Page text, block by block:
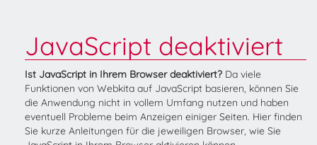
JavaScript deaktiviert
Ist JavaScript in Ihrem Browser deaktiviert? Da viele
Funktionen von Webkita auf JavaScript basieren, können Sie
die Anwendung nicht in vollem Umfang nutzen und haben
eventuell Probleme beim Anzeigen einiger Seiten. Hier finden
Sie kurze Anleitungen für die jeweiligen Browser, wie Sie